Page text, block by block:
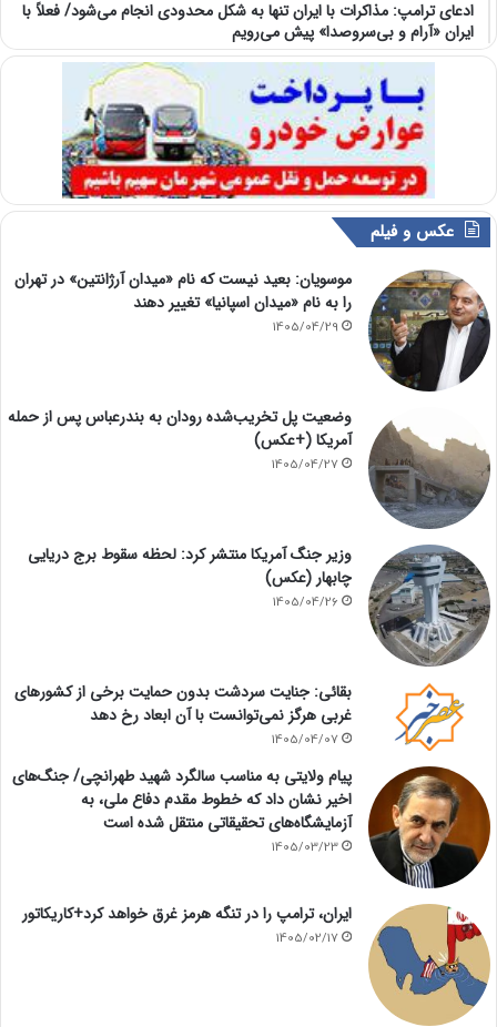
ادعای ترامپ: مذاکرات با ایران تنها به شکل محدودی انجام می‌شود/ فعلاً با
ایران «آرام و بی‌سروصدا» پیش می‌رویم
عکس و فیلم
موسویان: بعید نیست که نام «میدان آرژانتین» در تهران
را به نام «میدان اسپانیا» تغییر دهند
1405/04/29
وضعیت پل تخریب‌شده رودان به بندرعباس پس از حمله
آمریکا (+عکس)
1405/04/27
وزیر جنگ آمریکا منتشر کرد: لحظه سقوط برج دریایی
چابهار (عکس)
1405/04/26
بقائی: جنایت سردشت بدون حمایت برخی از کشورهای
غربی هرگز نمی‌توانست با آن ابعاد رخ دهد
1405/04/07
پیام ولایتی به مناسب سالگرد شهید طهرانچی/ جنگ‌های
اخیر نشان داد که خطوط مقدم دفاع ملی، به
آزمایشگاه‌های تحقیقاتی منتقل شده است
1405/03/23
ایران، ترامپ را در تنگه هرمز غرق خواهد کرد+کاریکاتور
1405/02/17